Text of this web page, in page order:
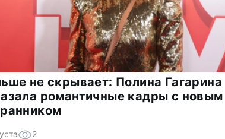
не скрывает: Полина Гагарина
романтичные кадры с новым
2